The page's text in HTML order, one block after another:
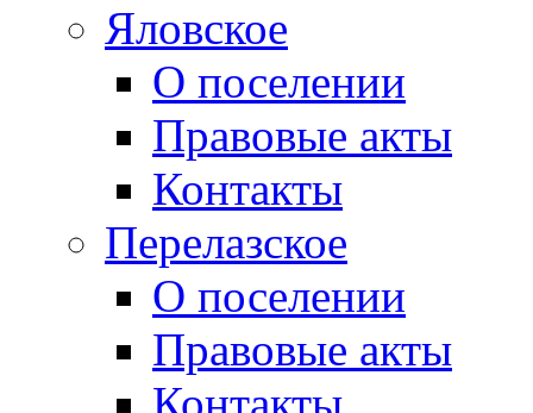
Яловское
О поселении
Правовые акты
Контакты
Перелазское
О поселении
Правовые акты
Контакты